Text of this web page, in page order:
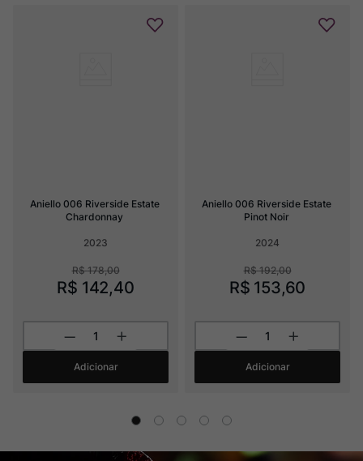
Aniello 006 Riverside Estate
Chardonnay
2023
R$ 178,00
R$ 142,40
Adicionar
Aniello 006 Riverside Estate
Pinot Noir
2024
R$ 192,00
R$ 153,60
Adicionar